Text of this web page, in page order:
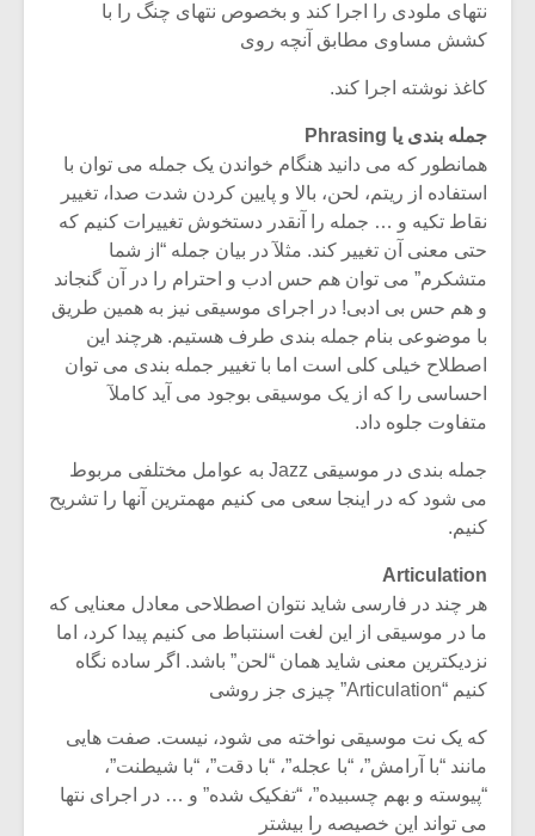
نتهای ملودی را اجرا کند و بخصوص نتهای چنگ را با
کشش مساوی مطابق آنچه روی
کاغذ نوشته اجرا کند.
جمله بندی یا Phrasing
همانطور که می دانید هنگام خواندن یک جمله می توان با
استفاده از ریتم، لحن، بالا و پایین کردن شدت صدا، تغییر
نقاط تکیه و … جمله را آنقدر دستخوش تغییرات کنیم که
حتی معنی آن تغییر کند. مثلآ در بیان جمله “از شما
متشکرم” می توان هم حس ادب و احترام را در آن گنجاند
و هم حس بی ادبی! در اجرای موسیقی نیز به همین طریق
با موضوعی بنام جمله بندی طرف هستیم. هرچند این
اصطلاح خیلی کلی است اما با تغییر جمله بندی می توان
احساسی را که از یک موسیقی بوجود می آید کاملآ
متفاوت جلوه داد.
جمله بندی در موسیقی Jazz به عوامل مختلفی مربوط
می شود که در اینجا سعی می کنیم مهمترین آنها را تشریح
کنیم.
Articulation
هر چند در فارسی شاید نتوان اصطلاحی معادل معنایی که
ما در موسیقی از این لغت اسنتباط می کنیم پیدا کرد، اما
نزدیکترین معنی شاید همان “لحن” باشد. اگر ساده نگاه
کنیم “Articulation” چیزی جز روشی
که یک نت موسیقی نواخته می شود، نیست. صفت هایی
مانند “با آرامش”، “با عجله”، “با دقت”، “با شیطنت”،
“پیوسته و بهم چسبیده”، “تفکیک شده” و … در اجرای نتها
می تواند این خصیصه را بیشتر
یادداشتی بر موسیقی
متن فیلم «متری
اگر نمی توانی
مشهورترین باشی،
بدنام ترین باش
موسیقی